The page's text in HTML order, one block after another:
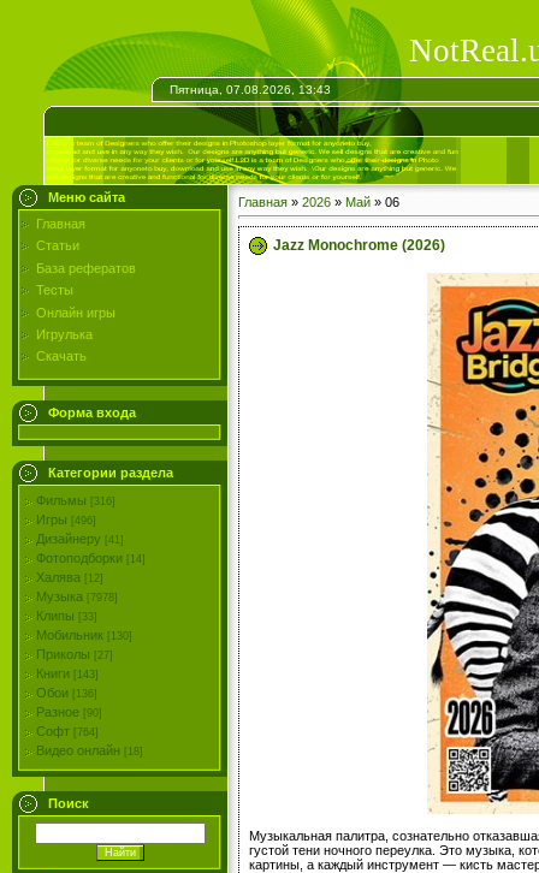
Пятница, 07.08.2026, 13:43
Меню сайта
Главная
Статьи
База рефератов
Тесты
Онлайн игры
Игрулька
Скачать
Форма входа
Категории раздела
Фильмы
[316]
Игры [496]
Дизайнеру [41]
Фотоподборки [14]
Халява [12]
Музыка [7978]
Клипы [33]
Мобильник [130]
Приколы [27]
Книги [143]
Обои [136]
Разное [90]
Софт [764]
Видео онлайн [18]
Поиск
Главная » 2026 » Май » 06
Jazz Monochrome (2026)
Музыкальная палитра, сознательно
густой тени ночного переулка. Это музыка,
картины, а каждый инструмент — кисть